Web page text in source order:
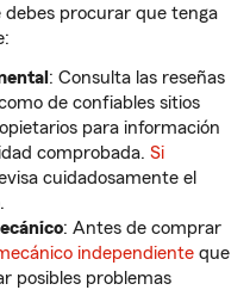
procurar que tenga
: Consulta las reseñas
de confiables sitios
para información
comprobada. Si
cuidadosamente el
: Antes de comprar
independiente que
posibles problemas